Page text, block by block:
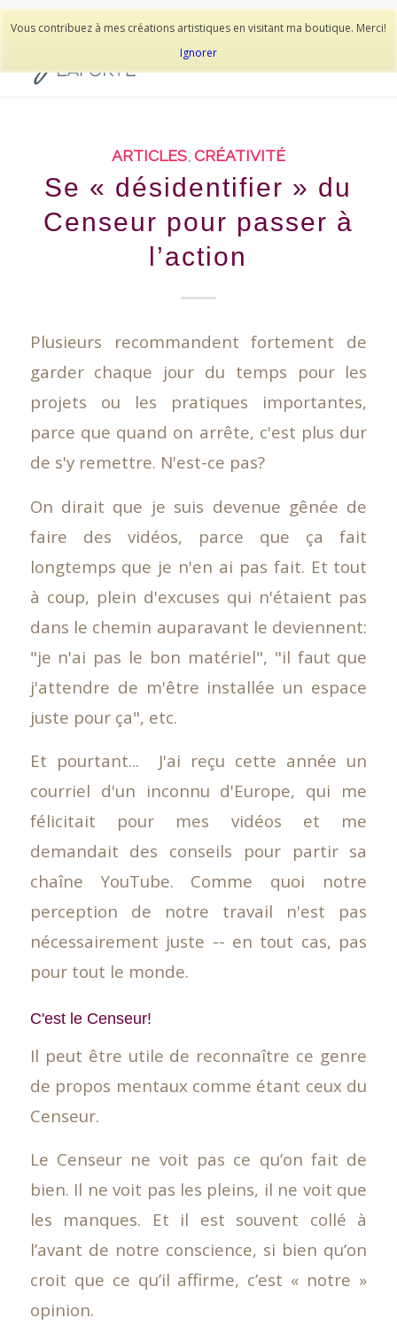
Vous contribuez à mes créations artistiques en visitant ma boutique. Merci!
Ignorer
514-278-9938
ARTICLES,CRÉATIVITÉ
Se « désidentifier » du
Censeur pour passer à
l’action
Plusieurs recommandent fortement de
garder chaque jour du temps pour les
projets ou les pratiques importantes,
parce que quand on arrête, c'est plus dur
de s'y remettre. N'est-ce pas?
On dirait que je suis devenue gênée de
faire des vidéos, parce que ça fait
longtemps que je n'en ai pas fait. Et tout
à coup, plein d'excuses qui n'étaient pas
dans le chemin auparavant le deviennent:
"je n'ai pas le bon matériel", "il faut que
j'attendre de m'être installée un espace
juste pour ça", etc.
Et pourtant... J'ai reçu cette année un
courriel d'un inconnu d'Europe, qui me
félicitait pour mes vidéos et me
demandait des conseils pour partir sa
chaîne YouTube. Comme quoi notre
perception de notre travail n'est pas
nécessairement juste -- en tout cas, pas
pour tout le monde.
C'est le Censeur!
Il peut être utile de reconnaître ce genre
de propos mentaux comme étant ceux du
Censeur.
Le Censeur ne voit pas ce qu’on fait de
bien. Il ne voit pas les pleins, il ne voit que
les manques. Et il est souvent collé à
l’avant de notre conscience, si bien qu’on
croit que ce qu’il affirme, c’est « notre »
opinion.